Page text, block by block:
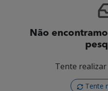
Não
Tente
Tente